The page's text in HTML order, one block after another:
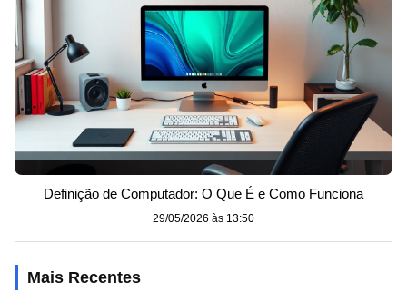
Definição de Computador: O Que É e Como Funciona
29/05/2026 às 13:50
Mais Recentes